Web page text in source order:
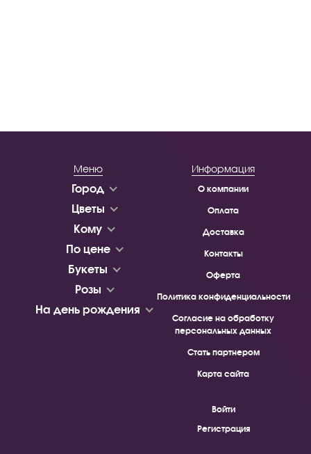
Меню
Город
Цветы
Кому
По цене
Букеты
Розы
На день рождения
Информация
О компании
Оплата
Доставка
Контакты
Оферта
Политика конфиденциальности
Согласие на обработку
персональных данных
Стать партнером
Карта сайта
Войти
Регистрация